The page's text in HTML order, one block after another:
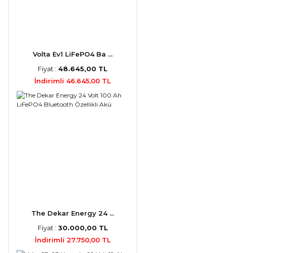
Volta Ev1 LiFePO4 Ba ...
Fiyat : 48.645,00 TL
İndirimli 46.645,00 TL
The Dekar Energy 24 ...
Fiyat : 30.000,00 TL
İndirimli 27.750,00 TL